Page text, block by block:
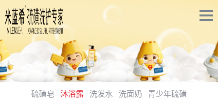
硫磺皂 沐浴露 洗发水 洗面奶 青少年硫磺